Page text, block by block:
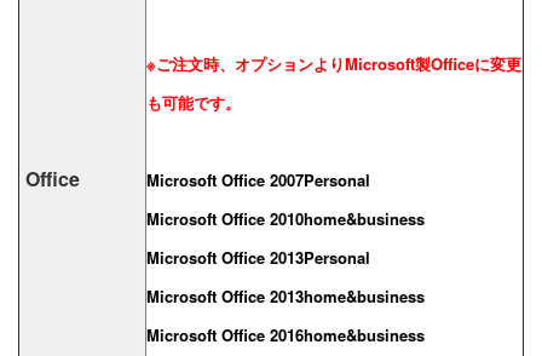
Office
※ご注文時、オプションよりMicrosoft製Officeに変更
も可能です。
Microsoft Office 2007Personal
Microsoft Office 2010home&business
Microsoft Office 2013Personal
Microsoft Office 2013home&business
Microsoft Office 2016home&business